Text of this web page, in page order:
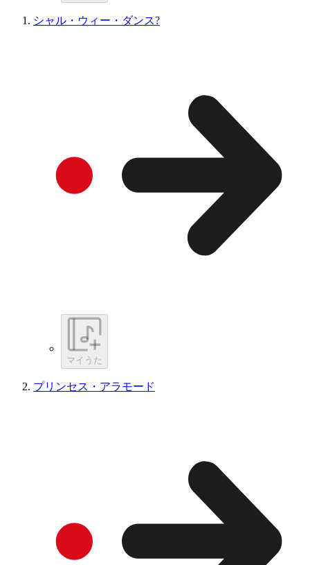
シャル・ウィー・ダンス?
マイうた
プリンセス・アラモード